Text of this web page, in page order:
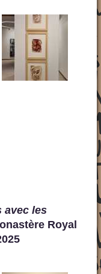
avec les
Royal